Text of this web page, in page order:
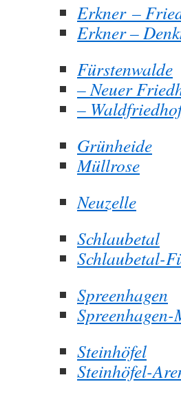
Erkner –
Erkner –
Fürstenwalde
– Neuer
–
Grünheide
Müllrose
Neuzelle
Schlaubetal
Schlaubetal-
Spreenhagen
Steinhöfel
Steinhöfel-